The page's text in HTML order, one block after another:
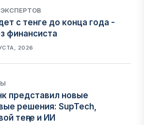
с тенге до конца года -
финансиста
2026
представил новые
решения: SupTech,
теңге и ИИ